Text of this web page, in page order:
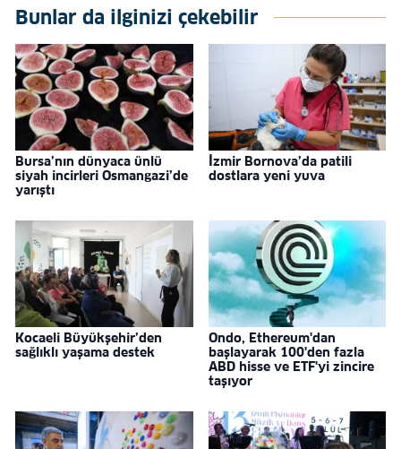
Bunlar da ilginizi çekebilir
Bursa’nın dünyaca ünlü
siyah incirleri Osmangazi’de
yarıştı
İzmir Bornova’da patili
dostlara yeni yuva
Kocaeli Büyükşehir’den
sağlıklı yaşama destek
Ondo, Ethereum'dan
başlayarak 100'den fazla
ABD hisse ve ETF'yi zincire
taşıyor